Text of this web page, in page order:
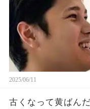
2025/06/11
古くなって黄ばん